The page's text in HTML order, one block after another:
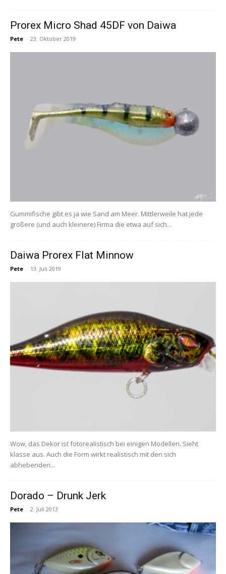
Prorex Micro Shad 45DF von Daiwa
Pete - 23. Oktober 2019
Gummifische gibt es ja wie Sand am Meer. Mittlerweile hat jede
größere (und auch kleinere) Firma die etwa auf sich...
Daiwa Prorex Flat Minnow
Pete - 13. Juli 2019
Wow, das Dekor ist fotorealistisch bei einigen Modellen. Sieht
klasse aus. Auch die Form wirkt realistisch mit den sich
abhebenden...
Dorado – Drunk Jerk
Pete - 2. Juli 2013